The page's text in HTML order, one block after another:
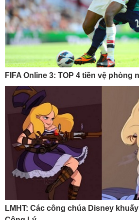
FIFA Online 3: TOP 4 tiền vệ phòng
LMHT: Các công chúa Disney